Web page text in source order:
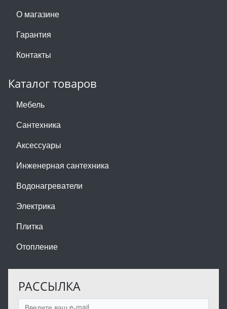
О магазине
Гарантия
Контакты
Каталог товаров
Мебель
Сантехника
Аксессуары
Инженерная сантехника
Водонагреватели
Электрика
Плитка
Отопление
РАССЫЛКА